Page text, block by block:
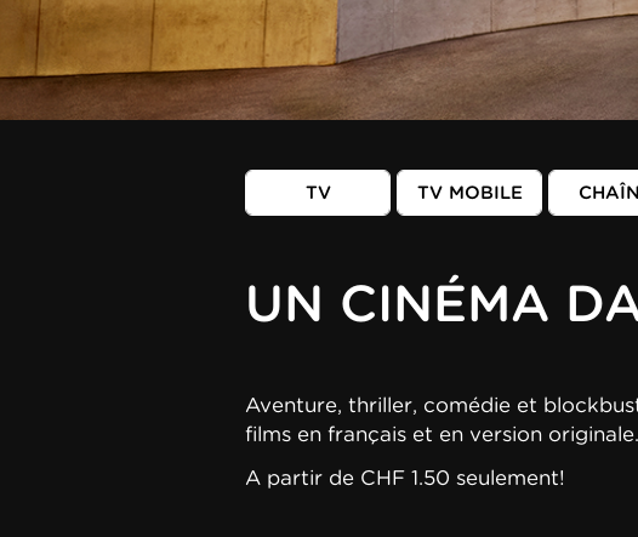
TV TV MOBILE
UN CINÉMA
Aventure, thriller, comédie et
films en français et en version
A partir de CHF 1.50 seulement!